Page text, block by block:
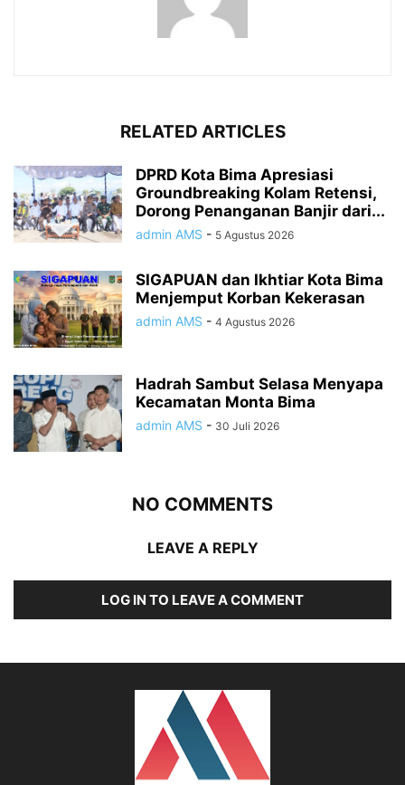
RELATED ARTICLES
DPRD Kota Bima Apresiasi
Groundbreaking Kolam Retensi,
Dorong Penanganan Banjir dari...
admin AMS - 5 Agustus 2026
SIGAPUAN dan Ikhtiar Kota Bima
Menjemput Korban Kekerasan
admin AMS - 4 Agustus 2026
Hadrah Sambut Selasa Menyapa
Kecamatan Monta Bima
admin AMS - 30 Juli 2026
NO COMMENTS
LEAVE A REPLY
LOG IN TO LEAVE A COMMENT